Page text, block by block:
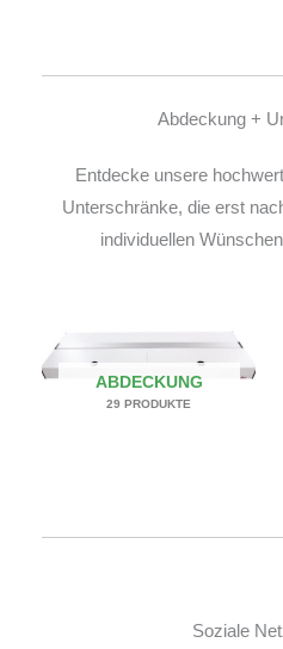
Abdeckung +
Entdecke unsere
Unterschränke, die erst
individuellen
ABDECKUNG
29 PRODUKTE
Soziale